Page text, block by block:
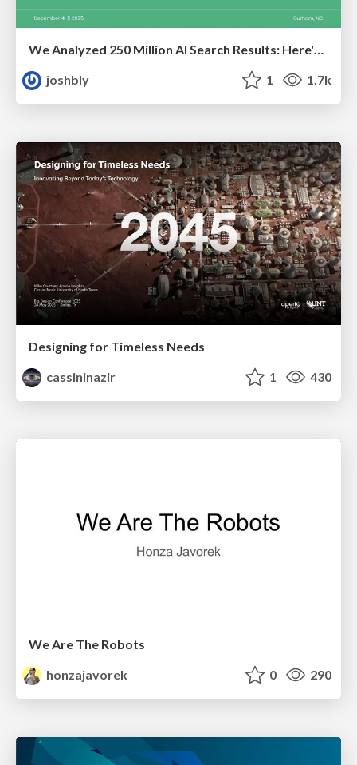
We Analyzed 250 Million AI Search Results: Here's What I Found
joshbly
1 1.7k
Designing for Timeless Needs
cassininazir
1 430
We Are The Robots
honzajavorek
0 290